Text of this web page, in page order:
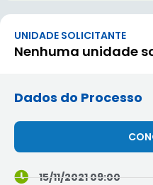
UNIDADE SOLICITANTE
Nenhuma unidade
Dados do Processo
15/11/2021 09:00